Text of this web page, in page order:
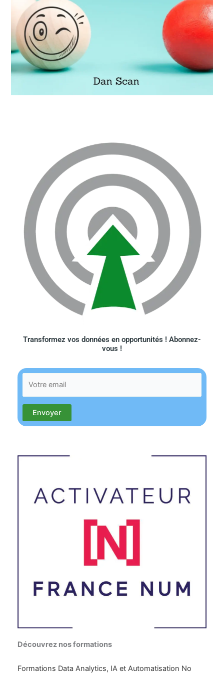
Transformez vos données en opportunités ! Abonnez-
vous !​
Découvrez nos formations
Formations Data Analytics, IA et Automatisation No